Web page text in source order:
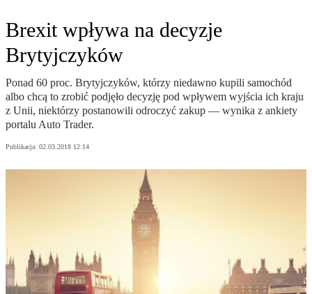
Brexit wpływa na decyzje
Brytyjczyków
Ponad 60 proc. Brytyjczyków, którzy niedawno kupili samochód
albo chcą to zrobić podjęło decyzję pod wpływem wyjścia ich kraju
z Unii, niektórzy postanowili odroczyć zakup — wynika z ankiety
portalu Auto Trader.
Publikacja: 02.03.2018 12:14